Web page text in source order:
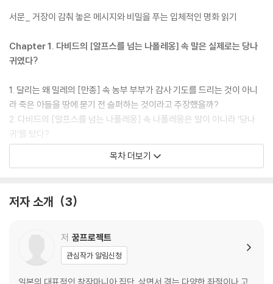
9. 들라크루아의 [민중을 이끄는 자유의 여신] ― 여신의 모델이 젊은 세
10. 앵그르의 [그랑드 오달리스크] ― 여주인공의 척추뼈가 정상인보다 3
개나 더 많다는데 ?!
닭은 ?
12. 라파엘로의 [아테네 학당] ― 그는 왜 자기 라이벌 미켈란젤로를 주요
인물로 그려 넣었을까 ?
서문_ 거장이 감춰 놓은 메시지와 비밀을 푸는 입체적인 명화 읽기
Chapter 1. 다비드의 [알프스를 넘는 나폴레옹] 속 말은 실제로는 당나
귀였다?
1. 달리는 왜 밀레의 [만종] 속 농부 부부가 감사 기도를 드리는 것이 아니
라 죽은 아들을 땅에 묻기 전 슬퍼하는 것이라고 주장했을까?
2. 다비드의 [알프스를 넘는 나폴레옹] 속 나폴레옹은 말이 아니라 ‘당나
귀’를 탔다?
3. 다빈치의 [모나리자] 진품이 여러 장 존재한다는 주장을 뒷받침하는 ‘사
5. 고야의 [1808년 5월 3일 마드리드, 또는 “학살”] 속 ‘흰 셔츠 입은 남
6. 피카소의 [게르니카]는 왜 망국민처럼 오랜 세월 고국에 돌아오지 못하
고 국외를 떠돌아야 했을까?
7. 제리코는 왜 [메두사호의 뗏목]에 실제보다 5명이나 많은 20명의 배에
탄 사람’을 그렸을까?
목차 더보기
저자 소개 3
저 꿈프로젝트
관심작가 알림신청